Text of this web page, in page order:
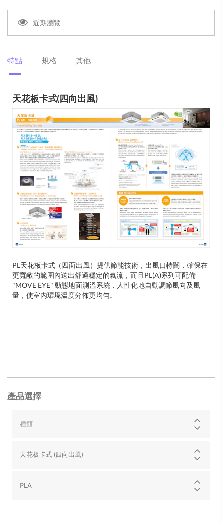
近期瀏覽
特點 規格 其他
天花板卡式(四向出風)
PL天花板卡式（四面出風）提供節能技術，出風口特闊，確保在
更寬敞的範圍內送出舒適穩定的氣流，而且PL(A)系列可配備
"MOVE EYE" 動態地面測溫系統，人性化地自動調節風向及風
量，使室內環境溫度分佈更均勻。
產品選擇
種類
天花板卡式 (四向出風)
PLA